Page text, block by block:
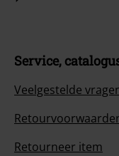
Service,
Veelgestelde
Retourneer item